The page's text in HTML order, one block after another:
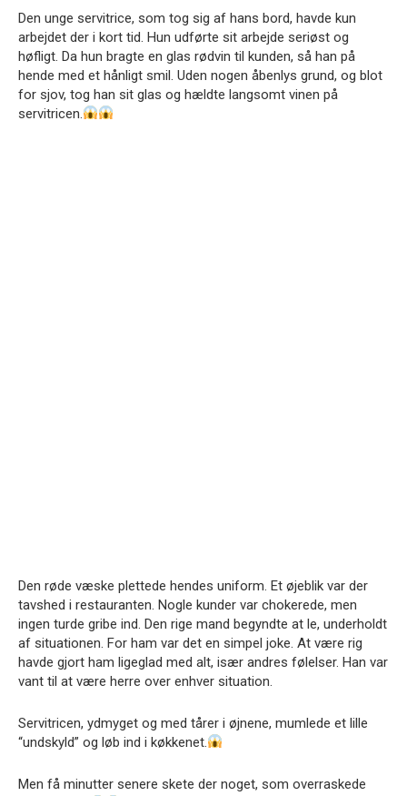
Den unge servitrice, som tog sig af hans bord, havde kun
arbejdet der i kort tid. Hun udførte sit arbejde seriøst og
høfligt. Da hun bragte en glas rødvin til kunden, så han på
hende med et hånligt smil. Uden nogen åbenlys grund, og blot
for sjov, tog han sit glas og hældte langsomt vinen på
servitricen.
Den røde væske plettede hendes uniform. Et øjeblik var der
tavshed i restauranten. Nogle kunder var chokerede, men
ingen turde gribe ind. Den rige mand begyndte at le, underholdt
af situationen. For ham var det en simpel joke. At være rig
havde gjort ham ligeglad med alt, især andres følelser. Han var
vant til at være herre over enhver situation.
Servitricen, ydmyget og med tårer i øjnene, mumlede et lille
“undskyld” og løb ind i køkkenet.
Men få minutter senere skete der noget, som overraskede